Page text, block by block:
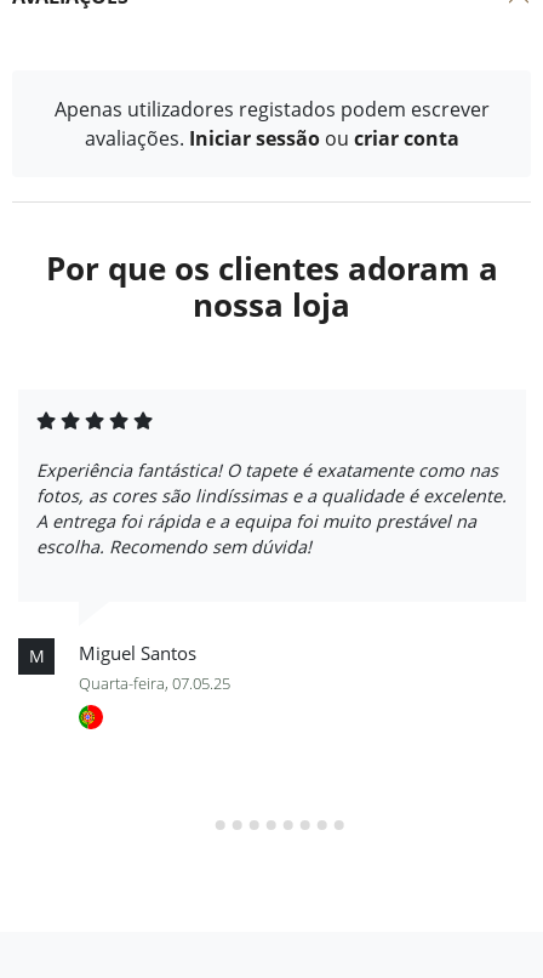
Apenas utilizadores registados podem escrever
avaliações. Iniciar sessão ou criar conta
Por que os clientes adoram a
nossa loja
Experiência fantástica! O tapete é exatamente como nas
fotos, as cores são lindíssimas e a qualidade é excelente.
A entrega foi rápida e a equipa foi muito prestável na
escolha. Recomendo sem dúvida!
M Miguel Santos
Quarta-feira, 07.05.25